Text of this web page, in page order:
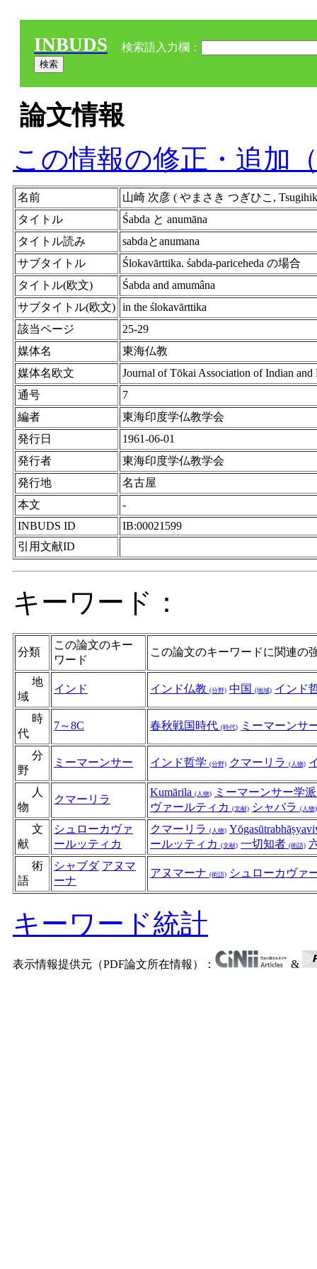
INBUDS 検索語入力欄：
論文情報
この情報の修正・追加
名前
山崎 次彦 ( やまさき つぎひこ,
タイトル
Śabda と anumāna
タイトル読み
sabdaとanumana
サブタイトル
Ślokavārttika. śabda-pariceheda の場合
タイトル(欧文)
Śabda and amumâna
サブタイトル(欧文) in the ślokavārttika
該当ページ
25-29
媒体名
東海仏教
媒体名欧文
Journal of Tōkai Association of Indian and
通号
7
編者
東海印度学仏教学会
発行日
1961-06-01
発行者
東海印度学仏教学会
発行地
名古屋
本文
-
INBUDS ID
IB:00021599
引用文献ID
キーワード：
分類
この論文のキー
ワード
この論文のキーワードに関連の
地
域
インド インド仏教 (分野) 中国 (地域) インド
時
代
7～8C 春秋戦国時代 (時代) ミーマーンサ
分
野
ミーマーンサー インド哲学 (分野) クマーリラ (人物)
人
物
クマーリラ
Kumārila (人物)
ミーマーンサー学
ヴァールティカ (文献) シャバラ (人物)
文
献
シュローカヴァ
ールッティカ
クマーリラ (人物)
ールッティカ (文献) 一切知者 (術語)
術
語
シャブダ アヌマ
ーナ
アヌマーナ (術語) シュローカヴァ
キーワード統計
表示情報提供元（PDF論文所在情報）： &